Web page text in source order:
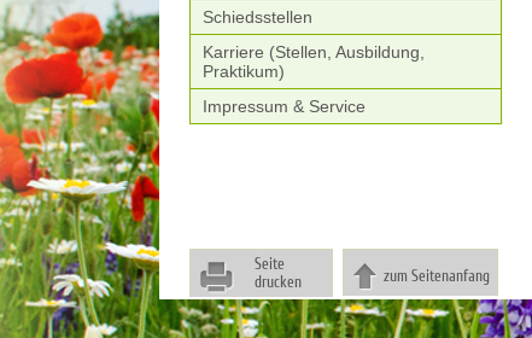
Schiedsstellen
Karriere (Stellen, Ausbildung,
Praktikum)
Impressum & Service
Seite
drucken
zum Seitenanfang